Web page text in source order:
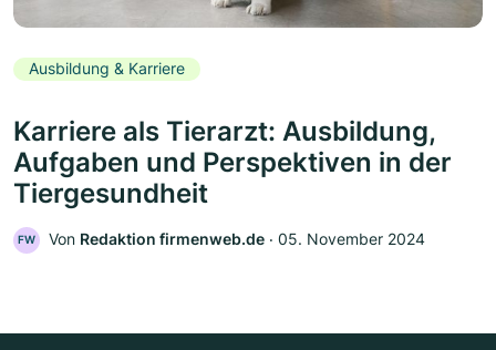
Ausbildung & Karriere
Karriere als Tierarzt: Ausbildung,
Aufgaben und Perspektiven in der
Tiergesundheit
FW Von Redaktion firmenweb.de ‧ 05. November 2024